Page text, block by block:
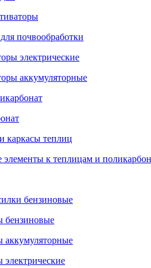
почвообработки
электрические
аккумуляторные
каркасы теплиц
к теплицам и
бензиновые
бензиновые
аккумуляторные